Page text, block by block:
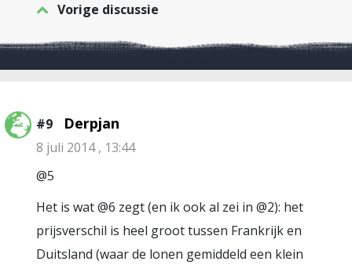
Vorige discussie
#9 Derpjan
8 juli 2014 , 13:44
@5
Het is wat @6 zegt (en ik ook al zei in @2): het
prijsverschil is heel groot tussen Frankrijk en
Duitsland (waar de lonen gemiddeld een klein